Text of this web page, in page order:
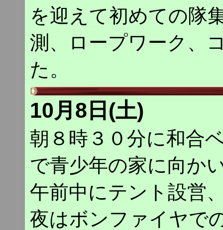
を迎えて初めての隊
測、ロープワーク、
た。
10月8日(土)
朝８時３０分に和合
で青少年の家に向か
午前中にテント設営
夜はボンファイヤで